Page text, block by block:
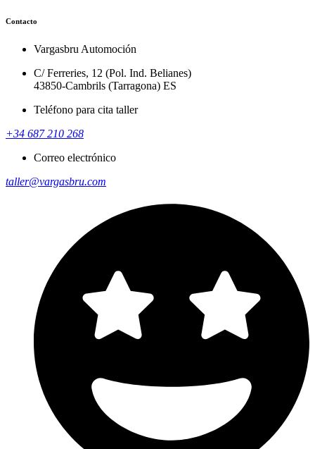
Contacto
Vargasbru Automoción
C/ Ferreries, 12 (Pol. Ind. Belianes)
43850-Cambrils (Tarragona) ES
Teléfono para cita taller
+34 687 210 268
Correo electrónico
taller@vargasbru.com